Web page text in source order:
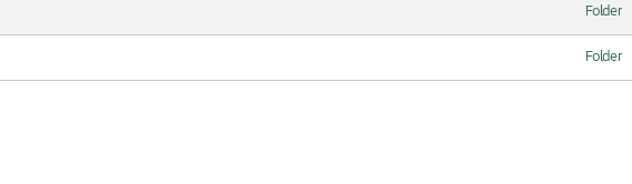
Folder
Folder